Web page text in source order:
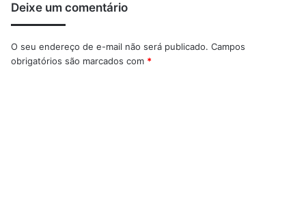
Deixe um comentário
O seu endereço de e-mail não será publicado. Campos
obrigatórios são marcados com *